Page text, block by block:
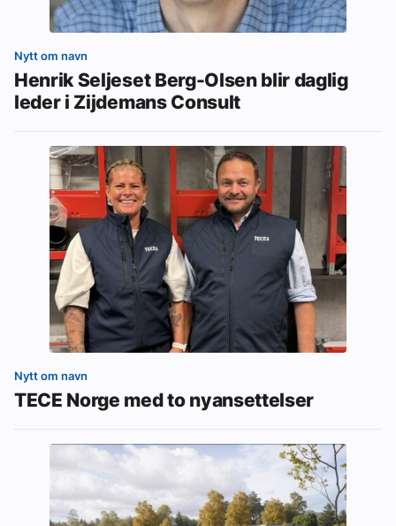
Nytt om navn
Henrik Seljeset Berg-Olsen blir daglig
leder i Zijdemans Consult
Nytt om navn
TECE Norge med to nyansettelser